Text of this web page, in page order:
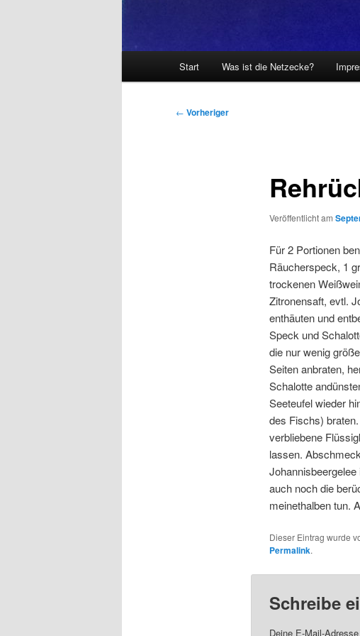
Start Was ist die Netzecke?
Beitragsnavigation
← Vorheriger
Veröffentlicht am
Für 2 Portionen
Räucherspeck, 1
trockenen
Zitronensaft, evtl.
enthäuten und
Speck und
die nur wenig
Seiten anbraten,
Schalotte
Seeteufel wieder
des Fischs)
verbliebene
lassen.
auch noch die
meinethalben tun.
Dieser Eintrag wurde
Permalink.
Schreibe
Deine E-Mail-